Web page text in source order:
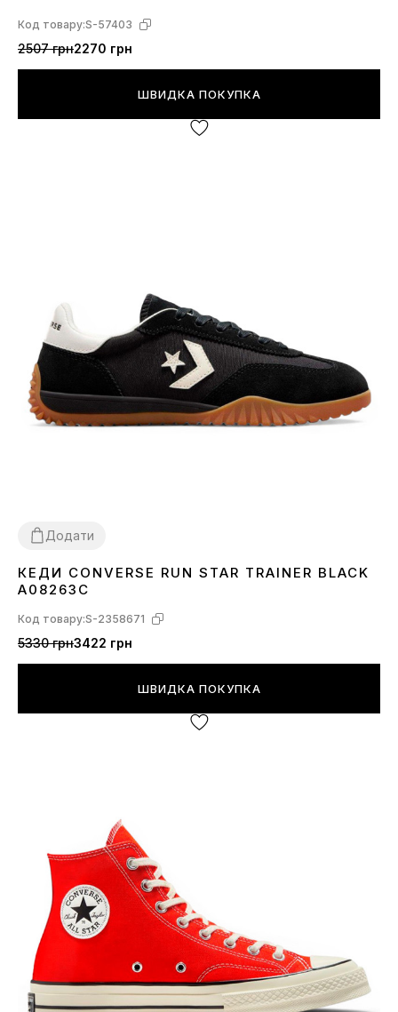
Код товару:S-57403
2507 грн2270 грн
ШВИДКА ПОКУПКА
Додати
3641424445
КЕДИ CONVERSE RUN STAR TRAINER BLACK
A08263C
Код товару:S-2358671
5330 грн3422 грн
ШВИДКА ПОКУПКА